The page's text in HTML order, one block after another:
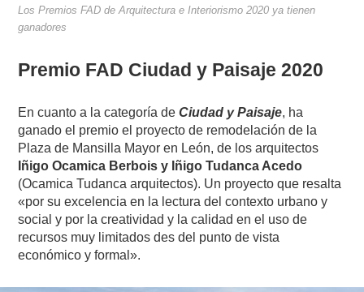
Los Premios FAD de Arquitectura e Interiorismo 2020 ya tienen
ganadores
Premio FAD Ciudad y Paisaje 2020
En cuanto a la categoría deCiudad y Paisaje, ha
ganado el premio el proyecto de remodelación de la
Plaza de Mansilla Mayor en León, de los arquitectos
Iñigo Ocamica Berbois y Iñigo Tudanca Acedo
(Ocamica Tudanca arquitectos). Un proyecto que resalta
«por su excelencia en la lectura del contexto urbano y
social y por la creatividad y la calidad en el uso de
recursos muy limitados des del punto de vista
económico y formal».